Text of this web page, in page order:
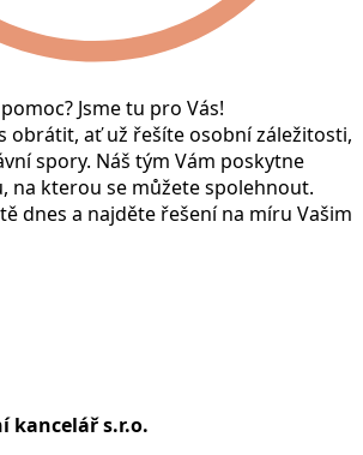
Jsme tu pro Vás!
obrátit, ať už řešíte osobní záležitosti,
spory. Náš tým Vám poskytne
na kterou se můžete spolehnout.
dnes a najděte řešení na míru Vašim
kancelář s.r.o.